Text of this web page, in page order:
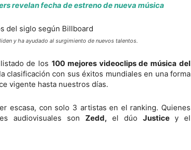
revelan fecha de estreno de nueva música
y ha ayudado al surgimiento de nuevos talentos.
de los100 mejores videoclips de música del
clasificación con sus éxitos mundiales en una forma
vigente hasta nuestros días.
escasa, con solo 3 artistas en el ranking. Quienes
audiovisuales son Zedd, el dúo Justicey el